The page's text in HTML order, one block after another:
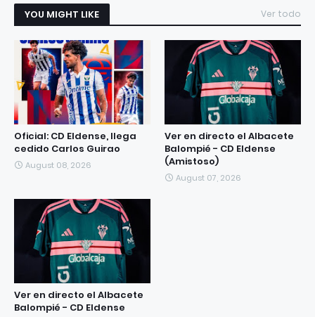
YOU MIGHT LIKE Ver todo
Oficial: CD Eldense, llega
cedido Carlos Guirao
August 08, 2026
Ver en directo el Albacete
Balompié - CD Eldense
(Amistoso)
August 07, 2026
Ver en directo el Albacete
Balompié - CD Eldense